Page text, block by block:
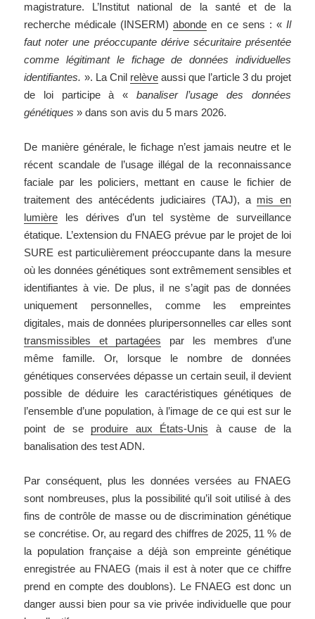
magistrature. L’Institut national de la santé et de la
recherche médicale (INSERM)abonde en ce sens : « Il
faut noter une préoccupante dérive sécuritaire présentée
comme légitimant le fichage de données individuelles
identifiantes. ». La Cnil relèveaussi que l’article 3 du projet
de loi participe à « banaliser l’usage des données
génétiques » dans son avis du 5 mars 2026.
De manière générale, le fichage n’est jamais neutre et le
récent scandale de l’usage illégal de la reconnaissance
faciale par les policiers, mettant en cause le fichier de
traitement des antécédents judiciaires (TAJ), a mis en
lumière les dérives d’un tel système de surveillance
étatique. L’extension du FNAEG prévue par le projet de loi
SURE est particulièrement préoccupante dans la mesure
où les données génétiques sont extrêmement sensibles et
identifiantes à vie. De plus, il ne s’agit pas de données
uniquement personnelles, comme les empreintes
digitales, mais de données pluripersonnelles car elles sont
transmissibles et partagées par les membres d’une
même famille. Or, lorsque le nombre de données
génétiques conservées dépasse un certain seuil, il devient
possible de déduire les caractéristiques génétiques de
l’ensemble d’une population, à l’image de ce qui est sur le
point de se produire aux États-Unis à cause de la
banalisation des test ADN.
Par conséquent, plus les données versées au FNAEG
sont nombreuses, plus la possibilité qu’il soit utilisé à des
fins de contrôle de masse ou de discrimination génétique
se concrétise. Or, au regard des chiffres de 2025, 11 % de
la population française a déjà son empreinte génétique
enregistrée au FNAEG (mais il est à noter que ce chiffre
prend en compte des doublons). Le FNAEG est donc un
danger aussi bien pour sa vie privée individuelle que pour